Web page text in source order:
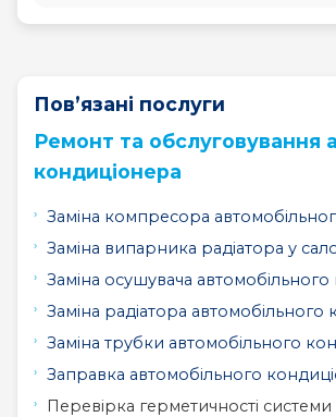
Пов’язані послуги
Ремонт та обслуговування
кондиціонера
Заміна компресора
Заміна випарника радіатора у
Заміна осушувача
Заміна радіатора автомобільного
Заміна трубки автомобільного
Заправка автомобільного
Перевірка герметичності